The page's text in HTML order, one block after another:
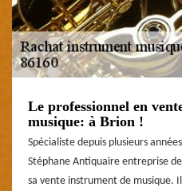
Le professionnel en
musique: à Brion !
Spécialiste depuis plusieurs
Stéphane Antiquaire entreprise
sa vente instrument de musique.